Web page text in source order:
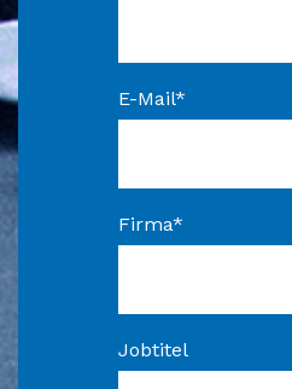
E-Mail*
Firma*
Jobtitel